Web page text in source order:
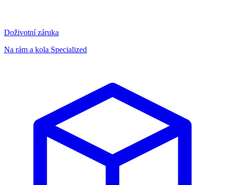
Doživotní záruka
Na rám a kola Specialized